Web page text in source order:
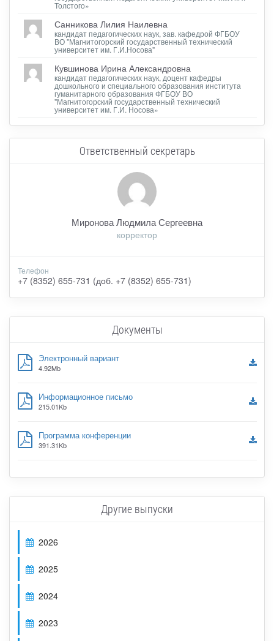
Толстого»
Санникова Лилия Наилевна
кандидат педагогических наук, зав. кафедрой ФГБОУ
ВО "Магнитогорский государственный технический
университет им. Г.И.Носова"
Кувшинова Ирина Александровна
кандидат педагогических наук, доцент кафедры
дошкольного и специального образования института
гуманитарного образования ФГБОУ ВО
"Магнитогорский государственный технический
университет им. Г.И. Носова»
Ответственный секретарь
Миронова Людмила Сергеевна
корректор
Телефон
+7 (8352) 655-731 (доб. +7 (8352) 655-731)
Документы
Электронный вариант
4.92Mb
Информационное письмо
215.01Kb
Программа конференции
391.31Kb
Другие выпуски
2026
2025
2024
2023